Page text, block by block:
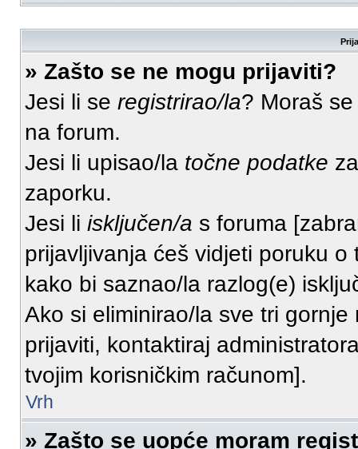
» Zašto se ne mogu prijaviti?
Jesi li se registrirao/la? Moraš
na forum.
Jesi li upisao/la točne podatke
zaporku.
Jesi li isključen/a s foruma
prijavljivanja ćeš vidjeti poruku
kako bi saznao/la razlog(e)
Ako si eliminirao/la sve tri
prijaviti, kontaktiraj
tvojim korisničkim računom].
Vrh
» Zašto se uopće moram